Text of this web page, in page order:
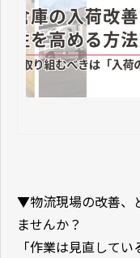
▼物流現場の改善、
ませんか？
「作業は見直して